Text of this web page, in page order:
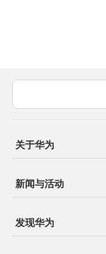
关于华为
新闻与活动
发现华为